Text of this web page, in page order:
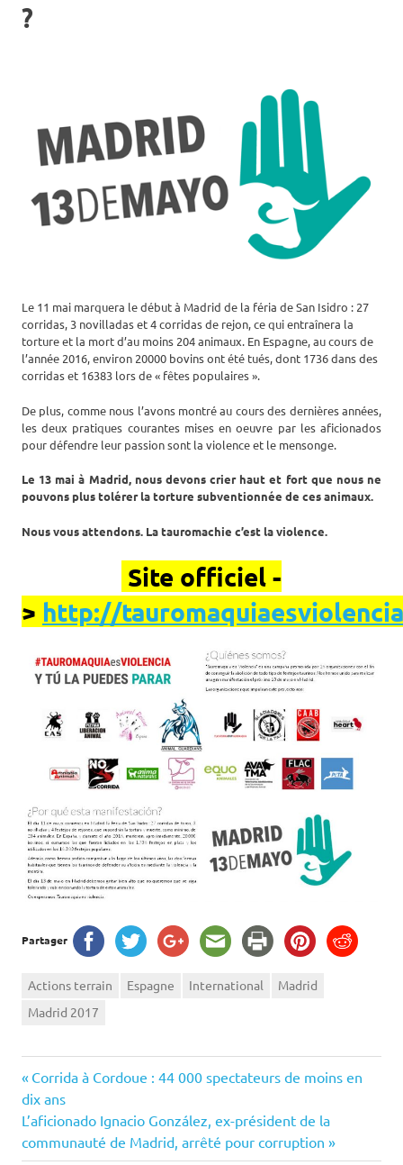
?
Le 11 mai marquera le début à Madrid de la féria de San Isidro : 27
corridas, 3 novilladas et 4 corridas de rejon, ce qui entraînera la
torture et la mort d’au moins 204 animaux. En Espagne, au cours de
l’année 2016, environ 20000 bovins ont été tués, dont 1736 dans des
corridas et 16383 lors de « fêtes populaires ».
De plus, comme nous l’avons montré au cours des dernières années,
les deux pratiques courantes mises en oeuvre par les aficionados
pour défendre leur passion sont la violence et le mensonge.
Le 13 mai à Madrid, nous devons crier haut et fort que nous ne
pouvons plus tolérer la torture subventionnée de ces animaux.
Nous vous attendons. La tauromachie c’est la violence.
Site officiel -
> http://
Partager
Actions terrain Espagne International
Madrid
Madrid 2017
Navigation
de
l’article
Previous
Post:
Corrida à Cordoue : 44 000 spectateurs de moins en
dix ans
Next
Post:
L’aficionado Ignacio González, ex-président de la
communauté de Madrid, arrêté pour corruption